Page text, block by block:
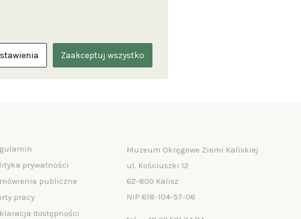
prywatności
publiczne
pracy
dostępności
Muzeum Okręgowe Ziemi Kaliskiej
ul. Kościuszki 12
62-800 Kalisz
NIP 618-104-57-06
Zaakceptuj wszystko